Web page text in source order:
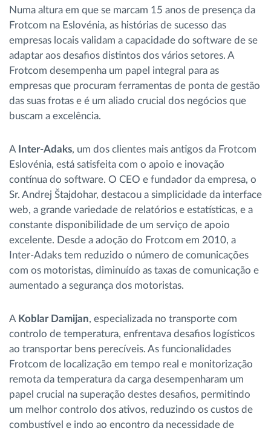
Numa altura em que se marcam 15 anos de presença da
Frotcom na Eslovénia, as histórias de sucesso das
empresas locais validam a capacidade do software de se
adaptar aos desafios distintos dos vários setores. A
Frotcom desempenha um papel integral para as
empresas que procuram ferramentas de ponta de gestão
das suas frotas e é um aliado crucial dos negócios que
buscam a excelência.
A Inter-Adaks, um dos clientes mais antigos da Frotcom
Eslovénia, está satisfeita com o apoio e inovação
contínua do software. O CEO e fundador da empresa, o
Sr. Andrej Štajdohar, destacou a simplicidade da interface
web, a grande variedade de relatórios e estatísticas, e a
constante disponibilidade de um serviço de apoio
excelente. Desde a adoção do Frotcom em 2010, a
Inter-Adaks tem reduzido o número de comunicações
com os motoristas, diminuído as taxas de comunicação e
aumentado a segurança dos motoristas.
A Koblar Damijan, especializada no transporte com
controlo de temperatura, enfrentava desafios logísticos
ao transportar bens perecíveis. As funcionalidades
Frotcom de localização em tempo real e monitorização
remota da temperatura da carga desempenharam um
papel crucial na superação destes desafios, permitindo
um melhor controlo dos ativos, reduzindo os custos de
combustível e indo ao encontro da necessidade de